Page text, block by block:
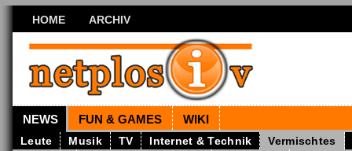
HOME ARCHIV
NEWS FUN & GAMES WIKI
Leute Musik TV Internet & Technik Vermischtes